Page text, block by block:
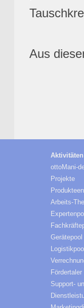
Aus
Aktivitäten
ottoMani-
Projekte
Arbeits-
Gerätepool
Fördertaler
Support-